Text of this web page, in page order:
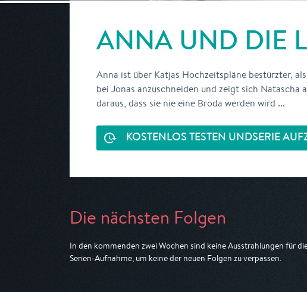
ANNA UND DIE
Anna ist über Katjas Hochzeitspläne bestürzter,
bei Jonas anzuschneiden und zeigt sich
daraus, dass sie nie eine Broda werden wird ...
KOSTENLOS TESTEN UNDSERIE
Die nächsten Folgen
In den kommenden zwei Wochen sind keine Ausstrahlungen für
Serien-Aufnahme, um keine der neuen Folgen zu verpassen.